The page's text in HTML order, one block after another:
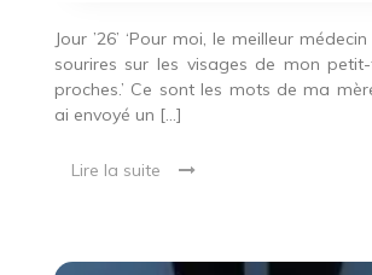
Jour ’26’ ‘Pour moi, le meilleur
sourires sur les visages de mon
proches.’ Ce sont les mots de ma
ai envoyé un […]
Lire la suite